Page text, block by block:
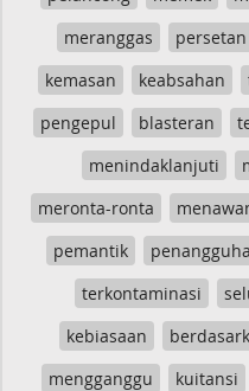
meranggas
persetan
kemasan
keabsahan
pengepul
blasteran
menindaklanjuti
meronta-ronta
pemantik
terkontaminasi
kebiasaan
mengganggu
kuitansi